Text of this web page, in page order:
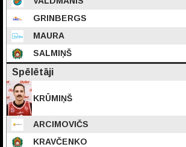
GRINBERGS
MAURA
SALMIŅŠ
Spēlētāji
KRŪMIŅŠ
ARCIMOVIČS
KRAVČENKO